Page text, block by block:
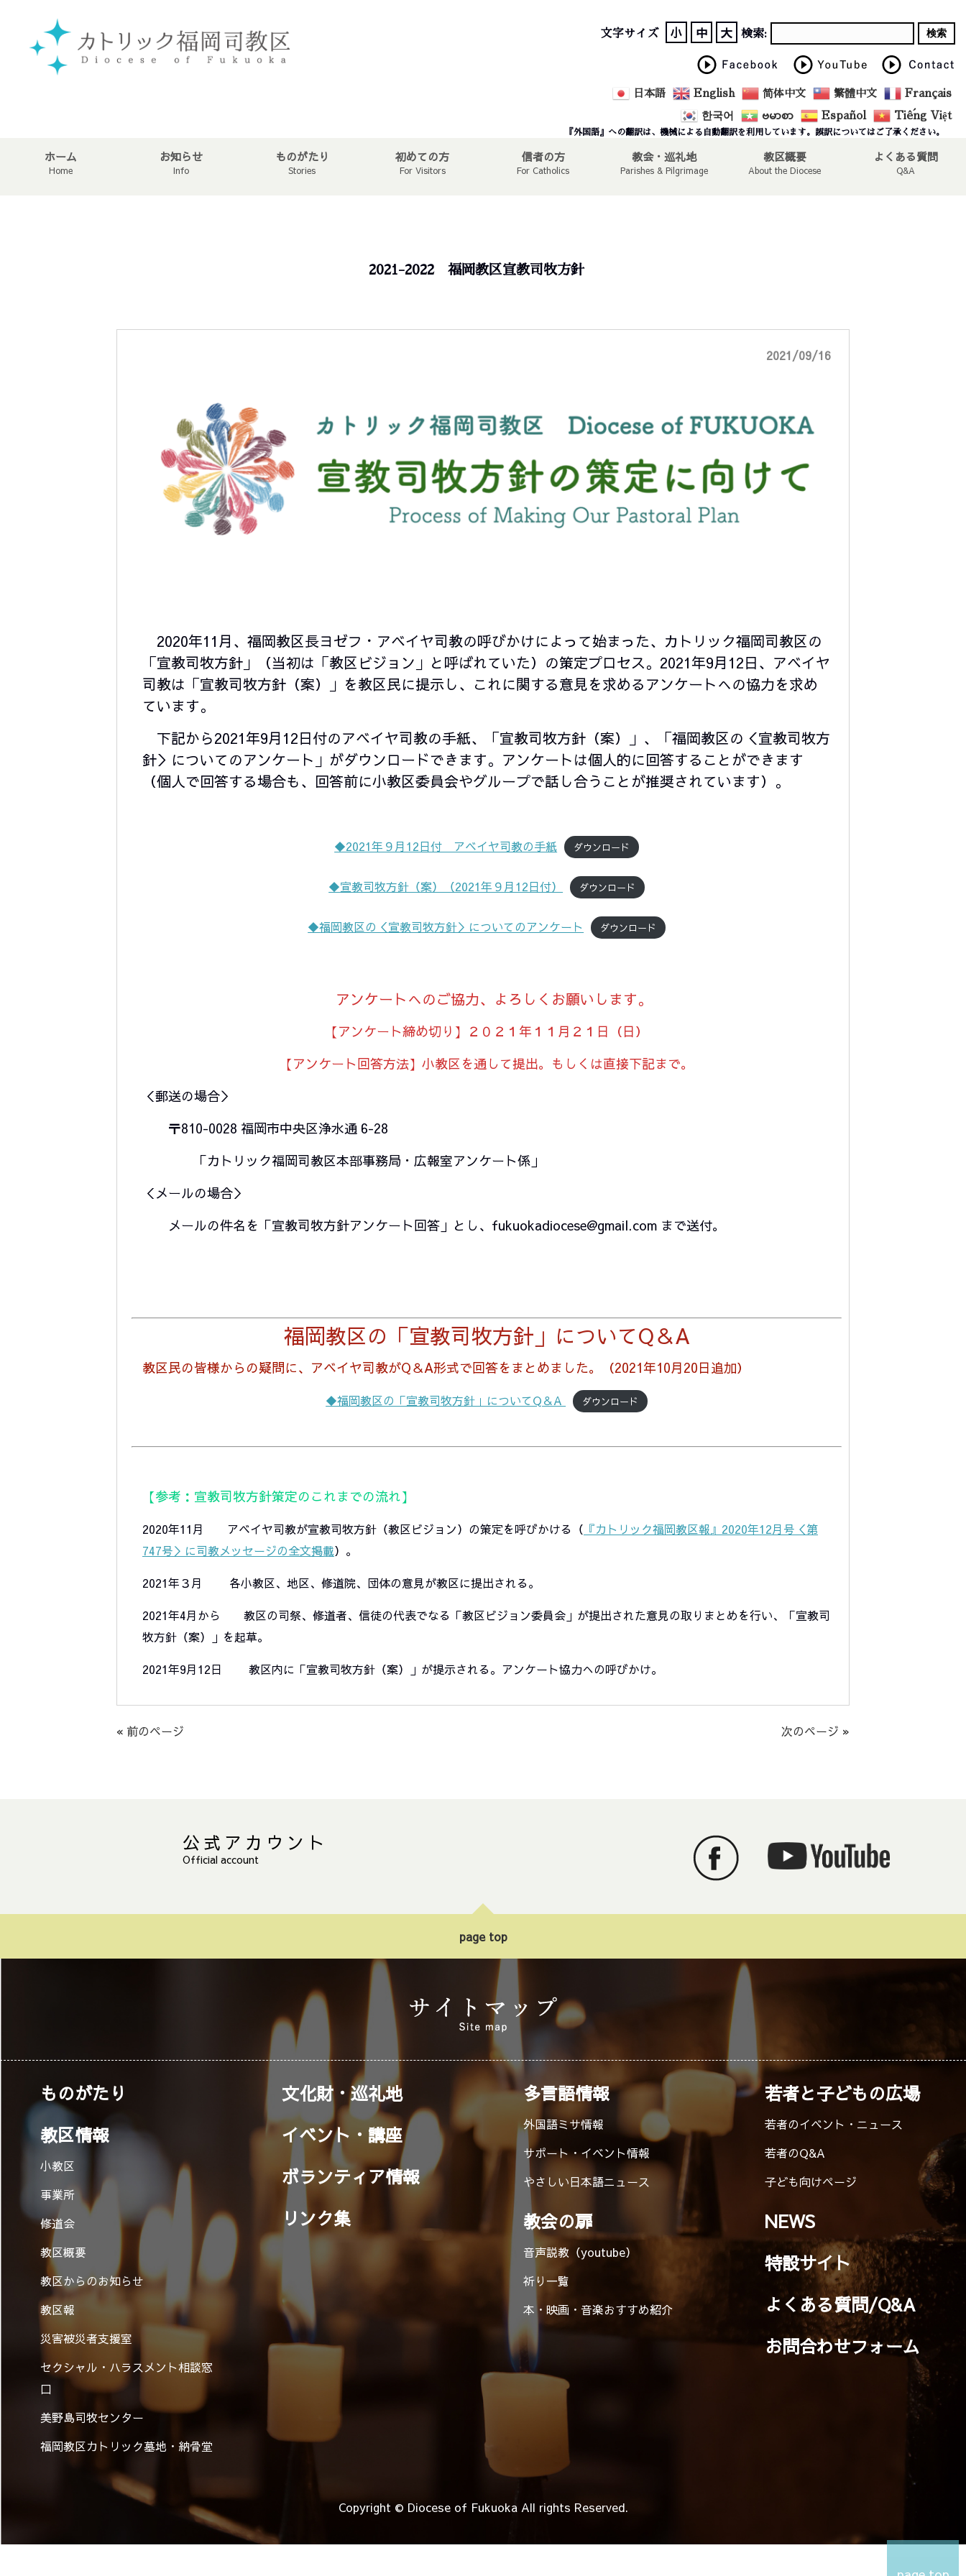
文字サイズ 小 中 大 検索:
日本語 English 简体中文 繁體中文 Français
한국어 ဗမာစာ Español Tiếng Việt
『外国語』への翻訳は、機械による自動翻訳を利用しています。誤訳についてはご了承ください。
ホーム
Home
お知らせ
Info
ものがたり
Stories
初めての方
For Visitors
信者の方
For Catholics
教会・巡礼地
Parishes & Pilgrimage
教区概要
About the Diocese
よくある質問
Q&A
2021-2022 福岡教区宣教司牧方針
2021/09/16
2020年11月、福岡教区長ヨゼフ・アベイヤ司教の呼びかけによって始まった、カトリック福岡司教区の
「宣教司牧方針」（当初は「教区ビジョン」と呼ばれていた）の策定プロセス。2021年9月12日、アベイヤ
司教は「宣教司牧方針（案）」を教区民に提示し、これに関する意見を求めるアンケートへの協力を求め
ています。
下記から2021年9月12日付のアベイヤ司教の手紙、「宣教司牧方針（案）」、「福岡教区の＜宣教司牧方
針＞についてのアンケート」がダウンロードできます。アンケートは個人的に回答することができます
（個人で回答する場合も、回答前に小教区委員会やグループで話し合うことが推奨されています）。
◆2021年９月12日付 アベイヤ司教の手紙 ダウンロード
◆宣教司牧方針（案）（2021年９月12日付） ダウンロード
◆福岡教区の＜宣教司牧方針＞についてのアンケート ダウンロード
アンケートへのご協力、よろしくお願いします。
【アンケート締め切り】２０２１年１１月２１日（日）
【アンケート回答方法】小教区を通して提出。もしくは直接下記まで。
＜郵送の場合＞
〒810-0028 福岡市中央区浄水通 6-28
「カトリック福岡司教区本部事務局・広報室アンケート係」
＜メールの場合＞
メールの件名を「宣教司牧方針アンケート回答」とし、fukuokadiocese@gmail.com まで送付。
福岡教区の「宣教司牧方針」についてQ＆A
教区民の皆様からの疑問に、アベイヤ司教がQ＆A形式で回答をまとめました。 （2021年10月20日追加）
◆福岡教区の「宣教司牧方針」についてQ＆A ダウンロード
【参考：宣教司牧方針策定のこれまでの流れ】
2020年11月 アベイヤ司教が宣教司牧方針（教区ビジョン）の策定を呼びかける（ 『カトリック福岡教区報』2020年12月号＜第
747号＞に司教メッセージの全文掲載）。
2021年３月 各小教区、地区、修道院、団体の意見が教区に提出される。
2021年4月から 教区の司祭、修道者、信徒の代表でなる「教区ビジョン委員会」が提出された意見の取りまとめを行い、「宣教司
牧方針（案）」を起草。
2021年9月12日 教区内に「宣教司牧方針（案）」が提示される。アンケート協力への呼びかけ。
« 前のページ 次のページ »
公式アカウント
Official account
page top
ものがたり
教区情報
小教区
事業所
修道会
教区概要
教区からのお知らせ
教区報
災害被災者支援室
セクシャル・ハラスメント相談窓
口
美野島司牧センター
福岡教区カトリック墓地・納骨堂
文化財・巡礼地
イベント・講座
ボランティア情報
リンク集
多言語情報
外国語ミサ情報
サポート・イベント情報
やさしい日本語ニュース
教会の扉
音声説教（youtube）
祈り一覧
本・映画・音楽おすすめ紹介
若者と子どもの広場
若者のイベント・ニュース
若者のQ&A
子ども向けページ
NEWS
特設サイト
よくある質問/Q&A
お問合わせフォーム
Copyright © Diocese of Fukuoka All rights Reserved.